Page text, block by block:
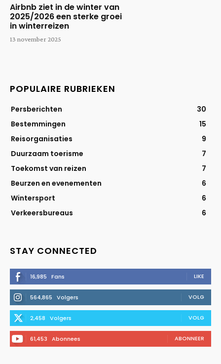
Airbnb ziet in de winter van
2025/2026 een sterke groei
in winterreizen
13 november 2025
POPULAIRE RUBRIEKEN
Persberichten
30
Bestemmingen
15
Reisorganisaties
9
Duurzaam toerisme
7
Toekomst van reizen
7
Beurzen en evenementen
6
Wintersport
6
Verkeersbureaus
6
STAY CONNECTED
16,985 Fans LIKE
564,865 Volgers VOLG
2,458 Volgers VOLG
61,453 Abonnees ABONNEER